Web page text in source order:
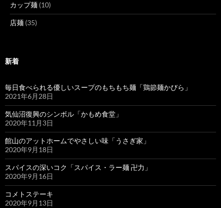
カップ麺 (10)
店麺 (35)
新着
毎日食べられる優しいスープのもちもち麺「鶏節麺かびら」
2021年6月28日
気仙沼復興のシンボル「かもめ食堂」
2020年11月3日
館山のアットホームでやさしい味「うさぎ家」
2020年9月18日
スパイスの深いコク「スパイス・ラー麺 卍力」
2020年9月16日
コメトステーキ
2020年9月13日